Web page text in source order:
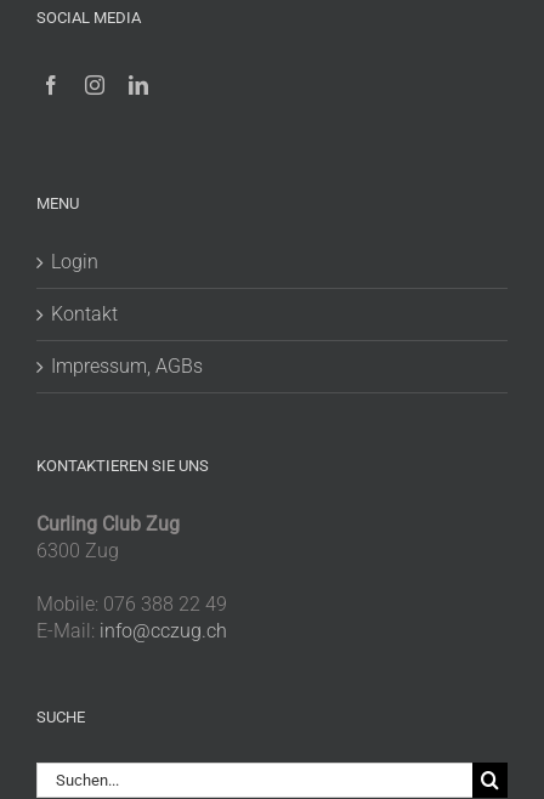
SOCIAL MEDIA
MENU
Login
Kontakt
Impressum, AGBs
KONTAKTIEREN SIE UNS
Curling Club Zug
6300 Zug
Mobile: 076 388 22 49
E-Mail: info@cczug.ch
SUCHE
Suche